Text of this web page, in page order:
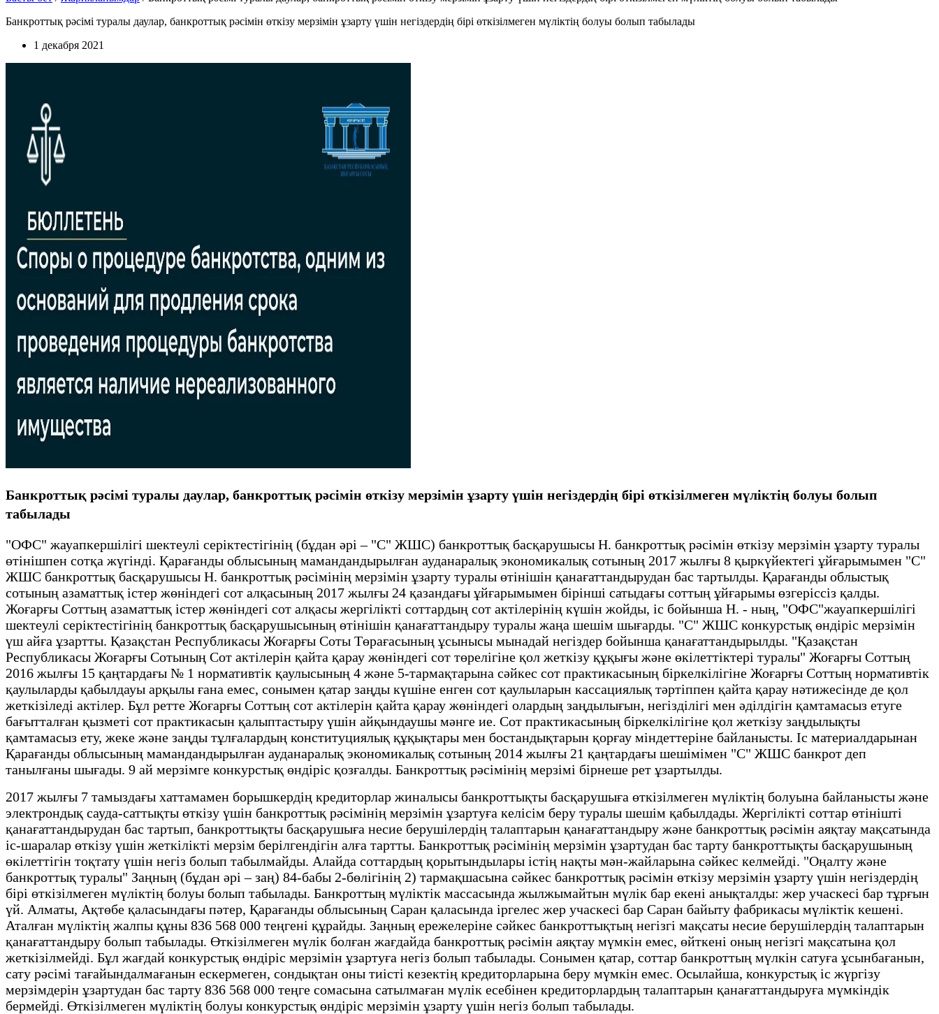
Банкроттық рәсімі туралы даулар, банкроттық рәсімін өткізу мерзімін ұзарту үшін негіздердің бірі өткізілмеген мүліктің болуы болып табылады
1 декабря 2021
Банкроттық рәсімі туралы даулар, банкроттық рәсімін өткізу мерзімін ұзарту үшін негіздердің бірі өткізілмеген мүліктің болуы болып
табылады
"ОФС" жауапкершілігі шектеулі серіктестігінің (бұдан әрі – "С" ЖШС) банкроттық басқарушысы Н. банкроттық рәсімін өткізу мерзімін ұзарту туралы
өтінішпен сотқа жүгінді. Қарағанды облысының мамандандырылған ауданаралық экономикалық сотының 2017 жылғы 8 қыркүйектегі ұйғарымымен "С"
ЖШС банкроттық басқарушысы Н. банкроттық рәсімінің мерзімін ұзарту туралы өтінішін қанағаттандырудан бас тартылды. Қарағанды облыстық
сотының азаматтық істер жөніндегі сот алқасының 2017 жылғы 24 қазандағы ұйғарымымен бірінші сатыдағы соттың ұйғарымы өзгеріссіз қалды.
Жоғарғы Соттың азаматтық істер жөніндегі сот алқасы жергілікті соттардың сот актілерінің күшін жойды, іс бойынша Н. - ның, "ОФС"жауапкершілігі
шектеулі серіктестігінің банкроттық басқарушысының өтінішін қанағаттандыру туралы жаңа шешім шығарды. "С" ЖШС конкурстық өндіріс мерзімін
үш айға ұзартты. Қазақстан Республикасы Жоғарғы Соты Төрағасының ұсынысы мынадай негіздер бойынша қанағаттандырылды. "Қазақстан
Республикасы Жоғарғы Сотының Сот актілерін қайта қарау жөніндегі сот төрелігіне қол жеткізу құқығы және өкілеттіктері туралы" Жоғарғы Соттың
2016 жылғы 15 қаңтардағы № 1 нормативтік қаулысының 4 және 5-тармақтарына сәйкес сот практикасының біркелкілігіне Жоғарғы Соттың нормативтік
қаулыларды қабылдауы арқылы ғана емес, сонымен қатар заңды күшіне енген сот қаулыларын кассациялық тәртіппен қайта қарау нәтижесінде де қол
жеткізіледі актілер. Бұл ретте Жоғарғы Соттың сот актілерін қайта қарау жөніндегі олардың заңдылығын, негізділігі мен әділдігін қамтамасыз етуге
бағытталған қызметі сот практикасын қалыптастыру үшін айқындаушы мәнге ие. Сот практикасының біркелкілігіне қол жеткізу заңдылықты
қамтамасыз ету, жеке және заңды тұлғалардың конституциялық құқықтары мен бостандықтарын қорғау міндеттеріне байланысты. Іс материалдарынан
Қарағанды облысының мамандандырылған ауданаралық экономикалық сотының 2014 жылғы 21 қаңтардағы шешімімен "С" ЖШС банкрот деп
танылғаны шығады. 9 ай мерзімге конкурстық өндіріс қозғалды. Банкроттық рәсімінің мерзімі бірнеше рет ұзартылды.
2017 жылғы 7 тамыздағы хаттамамен борышкердің кредиторлар жиналысы банкроттықты басқарушыға өткізілмеген мүліктің болуына байланысты және
электрондық сауда-саттықты өткізу үшін банкроттық рәсімінің мерзімін ұзартуға келісім беру туралы шешім қабылдады. Жергілікті соттар өтінішті
қанағаттандырудан бас тартып, банкроттықты басқарушыға несие берушілердің талаптарын қанағаттандыру және банкроттық рәсімін аяқтау мақсатында
іс-шаралар өткізу үшін жеткілікті мерзім берілгендігін алға тартты. Банкроттық рәсімінің мерзімін ұзартудан бас тарту банкроттықты басқарушының
өкілеттігін тоқтату үшін негіз болып табылмайды. Алайда соттардың қорытындылары істің нақты мән-жайларына сәйкес келмейді. "Оңалту және
банкроттық туралы" Заңның (бұдан әрі – заң) 84-бабы 2-бөлігінің 2) тармақшасына сәйкес банкроттық рәсімін өткізу мерзімін ұзарту үшін негіздердің
бірі өткізілмеген мүліктің болуы болып табылады. Банкроттың мүліктік массасында жылжымайтын мүлік бар екені анықталды: жер учаскесі бар тұрғын
үй. Алматы, Ақтөбе қаласындағы пәтер, Қарағанды облысының Саран қаласында іргелес жер учаскесі бар Саран байыту фабрикасы мүліктік кешені.
Аталған мүліктің жалпы құны 836 568 000 теңгені құрайды. Заңның ережелеріне сәйкес банкроттықтың негізгі мақсаты несие берушілердің талаптарын
қанағаттандыру болып табылады. Өткізілмеген мүлік болған жағдайда банкроттық рәсімін аяқтау мүмкін емес, өйткені оның негізгі мақсатына қол
жеткізілмейді. Бұл жағдай конкурстық өндіріс мерзімін ұзартуға негіз болып табылады. Сонымен қатар, соттар банкроттың мүлкін сатуға ұсынбағанын,
сату рәсімі тағайындалмағанын ескермеген, сондықтан оны тиісті кезектің кредиторларына беру мүмкін емес. Осылайша, конкурстық іс жүргізу
мерзімдерін ұзартудан бас тарту 836 568 000 теңге сомасына сатылмаған мүлік есебінен кредиторлардың талаптарын қанағаттандыруға мүмкіндік
бермейді. Өткізілмеген мүліктің болуы конкурстық өндіріс мерзімін ұзарту үшін негіз болып табылады.